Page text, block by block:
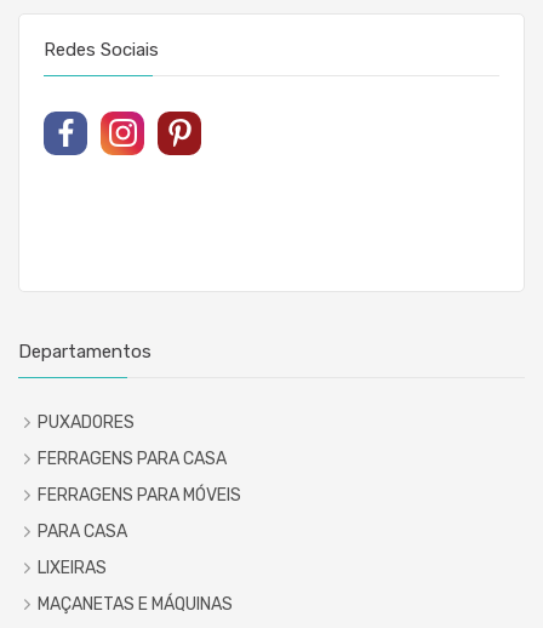
Redes Sociais
Departamentos
PUXADORES
FERRAGENS PARA CASA
FERRAGENS PARA MÓVEIS
PARA CASA
LIXEIRAS
MAÇANETAS E MÁQUINAS